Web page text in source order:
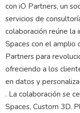
con iO Partners, un
servicios de
colaboración reúne
Spaces con el amplio
Partners para
ofreciendo a los
en datos y
. La colaboración se
Spaces, Custom 3D.